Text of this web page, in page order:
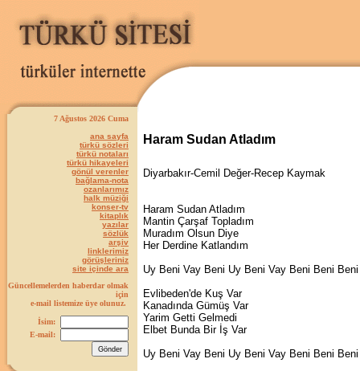
7 Ağustos 2026 Cuma
ana sayfa
türkü sözleri
türkü notaları
türkü hikayeleri
gönül verenler
bağlama-nota
ozanlarımız
halk müziği
konser-tv
kitaplık
yazılar
sözlük
arşiv
linklerimiz
görüşleriniz
site içinde ara
Güncellemelerden haberdar olmak
için
e-mail listemize üye olunuz.
İsim:
E-mail:
Haram Sudan Atladım
Diyarbakır-Cemil Değer-Recep Kaymak
Haram Sudan Atladım
Mantin Çarşaf Topladım
Muradım Olsun Diye
Her Derdine Katlandım
Uy Beni Vay Beni Uy Beni Vay Beni Beni Beni
Evlibeden'de Kuş Var
Kanadında Gümüş Var
Yarim Getti Gelmedi
Elbet Bunda Bir İş Var
Uy Beni Vay Beni Uy Beni Vay Beni Beni Beni